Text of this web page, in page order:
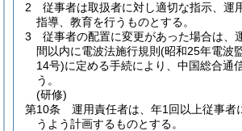
2
従事者は取扱者に対し適切な指示、運
指導、教育を行うものとする。
3
従事者の配置に変更があった場合は、
間以内に電波法施行規則 (昭和25年電波
14号)に定める手続により、中国総合通
う。
(研修)
第10条
運用責任者は、年1回以上従事者
うよう計画するものとする。